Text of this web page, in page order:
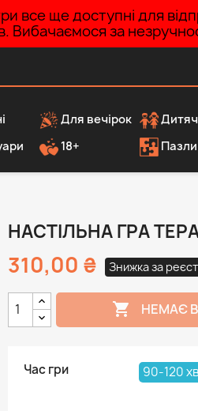
все ще доступні для
Вибачаємося за
Для вечірок
18+ Пазли
НАСТІЛЬНА ГРА
310,00 ₴ Знижка за
 НЕМАЄ
Час гри 90-120 хв